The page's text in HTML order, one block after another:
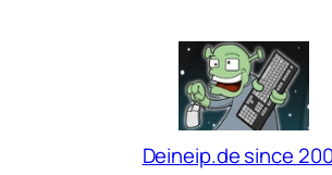
Deineip.de since